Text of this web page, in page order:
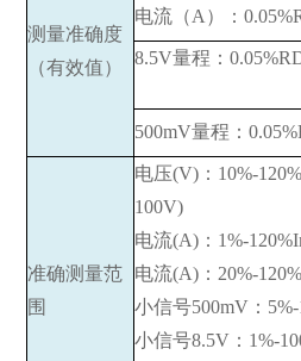
测量准确度
（有效值）
电流（A）：
8.5V量程：
500mV量程：
准确测量范
围
电压(V)：10%-
100V)
电流(A)：1%-
电流(A)：20%-
小信号500mV：
小信号8.5V：1%-